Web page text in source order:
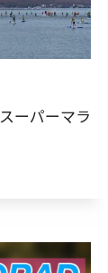
ーパーマラ